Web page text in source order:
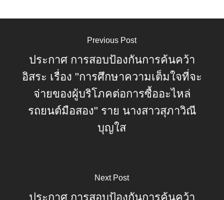
Previous Post
ประกาศ การสอบป้องกันการค้นคว้า
อิสระ เรื่อง "การศึกษาความเต็มใจที่จะ
จ่ายของผู้บริโภคต่อการซื้ออะไหล่
รถยนต์มือสอง" ราย นางสาวสุภาวิณี
บุญใส
Next Post
ประกาศ การสอบป้องกันการค้นคว้า